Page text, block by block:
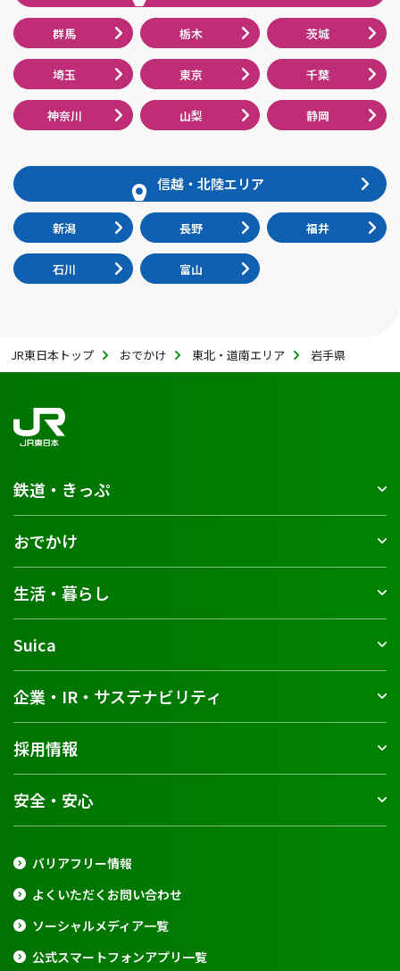
群馬 栃木 茨城
埼玉 東京 千葉
神奈川 山梨 静岡
信越・北陸エリア
新潟 長野 福井
石川 富山
JR東日本トップ おでかけ 東北・道南エリア 岩手県
鉄道・きっぷ
おでかけ
生活・暮らし
Suica
企業・IR・サステナビリティ
採用情報
安全・安心
バリアフリー情報
よくいただくお問い合わせ
ソーシャルメディア一覧
公式スマートフォンアプリ一覧